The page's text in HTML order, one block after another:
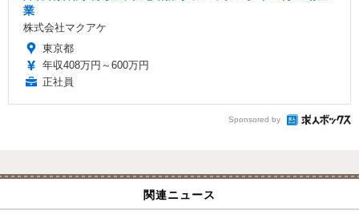
業
株式会社マクアケ
東京都
年収408万円～600万円
正社員
Sponsored by
関連ニュース